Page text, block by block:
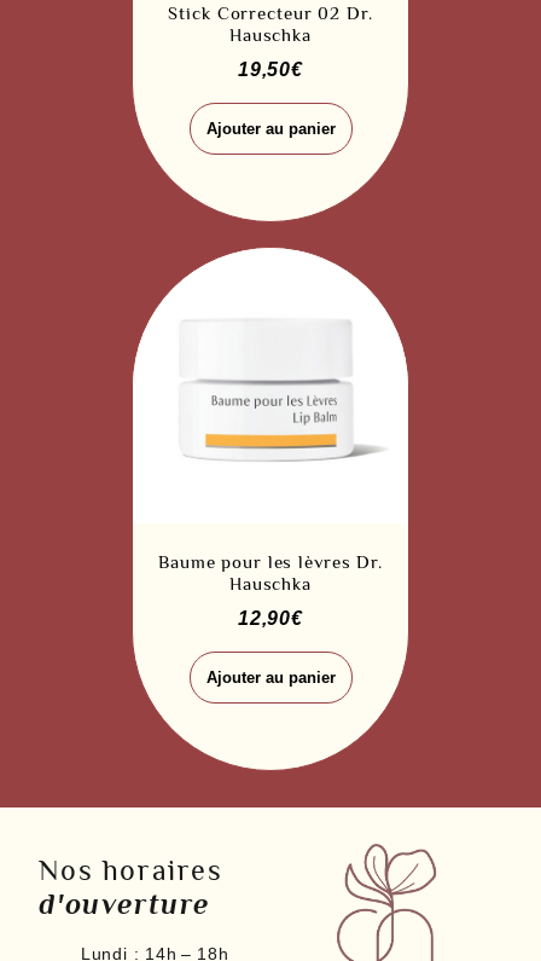
Stick Correcteur 02 Dr.
Hauschka
19,50€
Ajouter au panier
Baume pour les lèvres Dr.
Hauschka
12,90€
Ajouter au panier
Nos horaires
d'ouverture
Lundi : 14h – 18h